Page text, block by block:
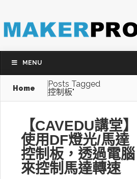
MENU
Home
Posts Tagged
控制板"
【CAVEDU講堂】
使用DF燈光/馬達
控制板，透過電腦
來控制馬達轉速